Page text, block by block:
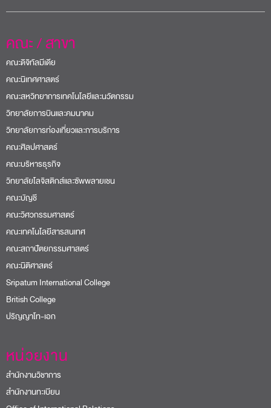
คณะ / สาขา
คณะดิจิทัลมีเดีย
คณะนิเทศศาสตร์
คณะสหวิทยาการเทคโนโลยีและนวัตกรรม
วิทยาลัยการบินและคมนาคม
วิทยาลัยการท่องเที่ยวและการบริการ
คณะศิลปศาสตร์
คณะบริหารธุรกิจ
วิทยาลัยโลจิสติกส์และซัพพลายเชน
คณะบัญชี
คณะวิศวกรรมศาสตร์
คณะเทคโนโลยีสารสนเทศ
คณะสถาปัตยกรรมศาสตร์
คณะนิติศาสตร์
Sripatum International College
British College
ปริญญาโท-เอก
หน่วยงาน
สำนักงานวิชาการ
สำนักงานทะเบียน